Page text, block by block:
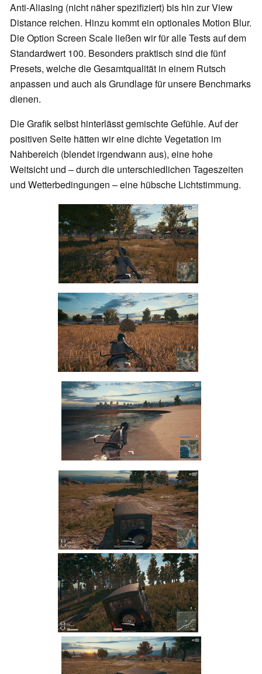
Anti-Aliasing (nicht näher spezifiziert) bis hin zur View
Distance reichen. Hinzu kommt ein optionales Motion Blur.
Die Option Screen Scale ließen wir für alle Tests auf dem
Standardwert 100. Besonders praktisch sind die fünf
Presets, welche die Gesamtqualität in einem Rutsch
anpassen und auch als Grundlage für unsere Benchmarks
dienen.
Die Grafik selbst hinterlässt gemischte Gefühle. Auf der
positiven Seite hätten wir eine dichte Vegetation im
Nahbereich (blendet irgendwann aus), eine hohe
Weitsicht und – durch die unterschiedlichen Tageszeiten
und Wetterbedingungen – eine hübsche Lichtstimmung.